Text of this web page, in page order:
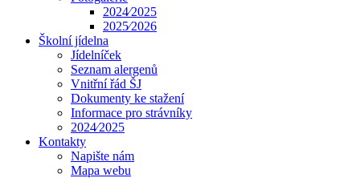
2024⁄2025
2025⁄2026
Školní jídelna
Jídelníček
Seznam alergenů
Vnitřní řád ŠJ
Dokumenty ke stažení
Informace pro strávníky
2024⁄2025
Kontakty
Napište nám
Mapa webu